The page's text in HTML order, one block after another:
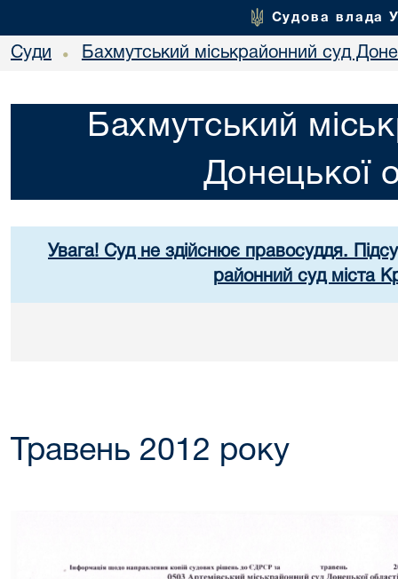
Судова влада
Суди • Бахмутський міськрайонний суд
Бахмутський
Донецької
Увага! Суд не здійснює правосуддя.
районний суд міста
Травень 2012 року